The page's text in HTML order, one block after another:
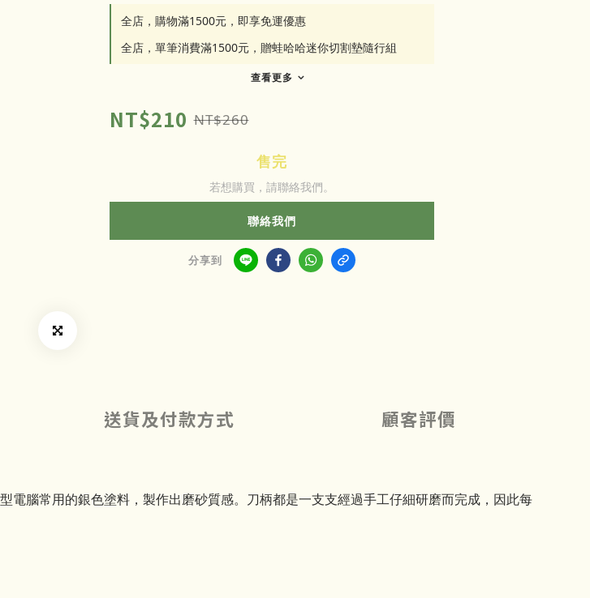
全店，購物滿1500元，即享免運優惠
全店，單筆消費滿1500元，贈蛙哈哈迷你切割墊隨行組
查看更多
NT$210 NT$260
售完
若想購買，請聯絡我們。
聯絡我們
分享到
送貨及付款方式 顧客評價
腦常用的銀色塗料，製作出磨砂質感。刀柄都是一支支經過手工仔細研磨而完成，因此每